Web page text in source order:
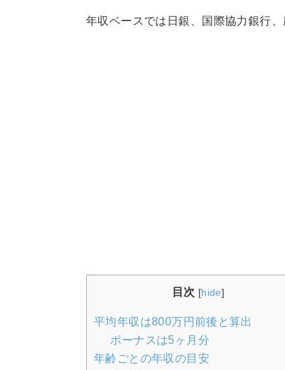
年収ベースでは日銀、国際協力銀行
目次 [hide]
平均年収は800万円前後と算出
ボーナスは5ヶ月分
年齢ごとの年収の目安